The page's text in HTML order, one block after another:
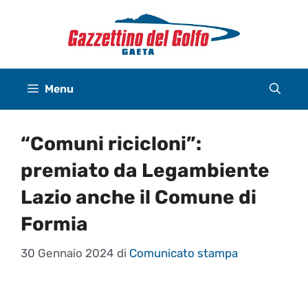
Menu
“Comuni ricicloni”:
premiato da Legambiente
Lazio anche il Comune di
Formia
30 Gennaio 2024 di Comunicato stampa